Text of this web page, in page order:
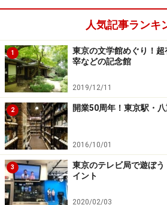
アクセス：東武伊勢崎線『業平橋
Yahoo!地図情報
＞次のページ では牛にご利益をい
介。
※記事内容は執筆時点のものです。最新
い。
人気記事ランキ
1
東京の文学館めぐり！
宰などの記念館
2019/12/11
2 開業50周年！東京駅・
2016/10/01
3
東京のテレビ局で遊ぼ
イント
2020/02/03